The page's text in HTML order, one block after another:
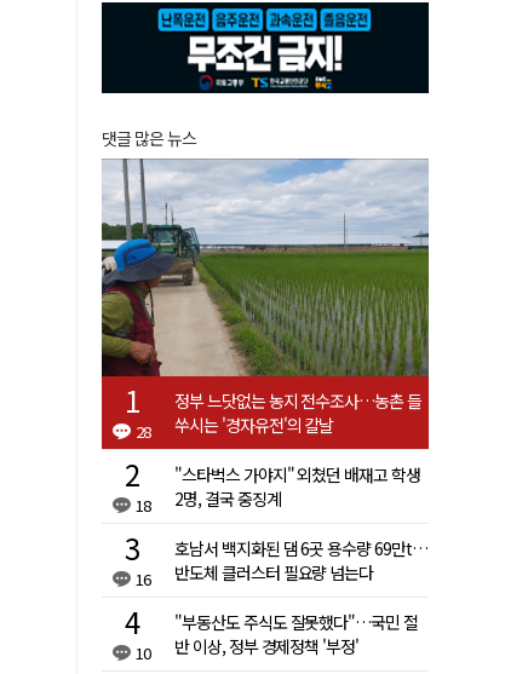
댓글 많은 뉴스
28
정부 느닷없는 농지 전수조사…농촌 들
쑤시는 '경자유전'의 칼날
18
"스타벅스 가야지" 외쳤던 배재고 학생
2명, 결국 중징계
16
호남서 백지화된 댐 6곳 용수량 69만t…
반도체 클러스터 필요량 넘는다
10
"부동산도 주식도 잘못했다"…국민 절
반 이상, 정부 경제정책 '부정'